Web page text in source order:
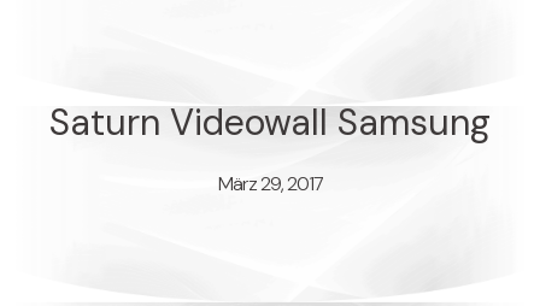
Saturn Videowall Samsung
März 29, 2017